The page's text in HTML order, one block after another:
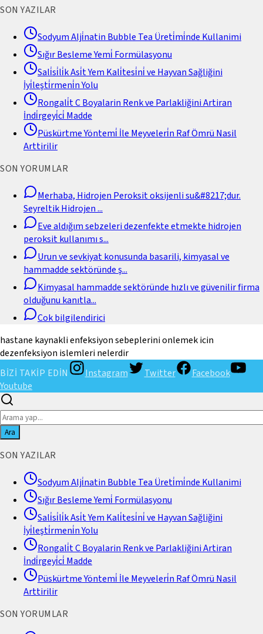
SON YAZILAR
Sodyum Alji̇natin Bubble Tea Üreti̇mi̇nde Kullanimi
Sığır Besleme Yemi̇ Formülasyonu
Sali̇si̇li̇k Asi̇t Yem Kali̇tesi̇ni̇ ve Hayvan Sağliğini
İyi̇leşti̇rmeni̇n Yolu
Rongali̇t C Boyalarin Renk ve Parlakliğini Artiran
İndi̇rgeyi̇ci̇ Madde
Püskürtme Yöntemi̇ İle Meyveleri̇n Raf Ömrü Nasil
Arttirilir
SON YORUMLAR
Merhaba, Hidrojen Peroksit oksijenli su&#8217;dur.
Seyreltik Hidrojen...
Eve aldığım sebzeleri dezenfekte etmekte hidrojen
peroksit kullanımı s...
Urun ve sevkiyat konusunda basarili, kimyasal ve
hammadde sektöründe ş...
Kimyasal hammadde sektöründe hızlı ve güvenilir firma
olduğunu kanıtla...
Cok bilgilendirici
hastane kaynakli enfeksiyon sebeplerini onlemek icin
dezenfeksiyon islemleri nelerdir
BİZİ TAKİP EDİN
Instagram Twitter
Facebook
Youtube
Ara
SON YAZILAR
Sodyum Alji̇natin Bubble Tea Üreti̇mi̇nde Kullanimi
Sığır Besleme Yemi̇ Formülasyonu
Sali̇si̇li̇k Asi̇t Yem Kali̇tesi̇ni̇ ve Hayvan Sağliğini
İyi̇leşti̇rmeni̇n Yolu
Rongali̇t C Boyalarin Renk ve Parlakliğini Artiran
İndi̇rgeyi̇ci̇ Madde
Püskürtme Yöntemi̇ İle Meyveleri̇n Raf Ömrü Nasil
Arttirilir
SON YORUMLAR